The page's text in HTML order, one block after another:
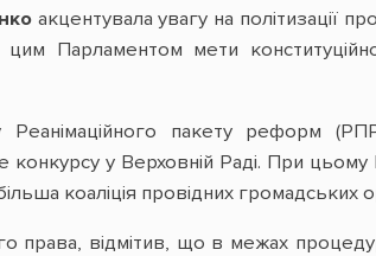
акцентувала увагу на політизації
Парламентом мети
Реанімаційного пакету реформ
конкурсу у Верховній Раді. При
коаліція провідних громадських
права, відмітив, що в межах